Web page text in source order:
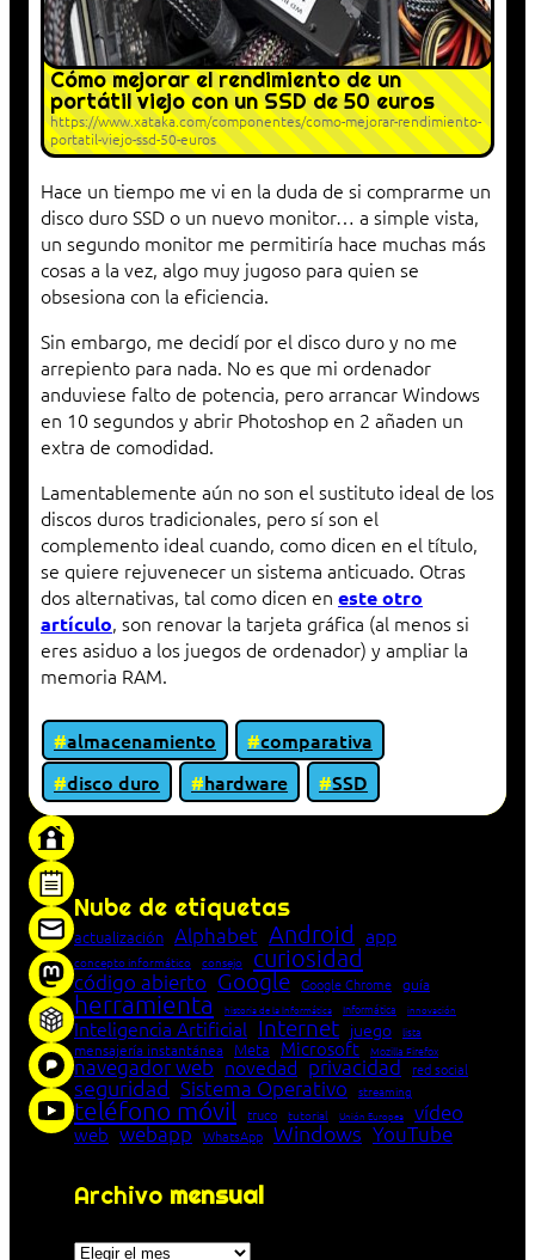
Cómo mejorar el rendimiento de un
portátil viejo con un SSD de 50 euros
https://www.xataka.com/componentes/como-mejorar-rendimiento-
portatil-viejo-ssd-50-euros
Hace un tiempo me vi en la duda de si comprarme un
disco duro SSD o un nuevo monitor… a simple vista,
un segundo monitor me permitiría hace muchas más
cosas a la vez, algo muy jugoso para quien se
obsesiona con la eficiencia.
Sin embargo, me decidí por el disco duro y no me
arrepiento para nada. No es que mi ordenador
anduviese falto de potencia, pero arrancar Windows
en 10 segundos y abrir Photoshop en 2 añaden un
extra de comodidad.
Lamentablemente aún no son el sustituto ideal de los
discos duros tradicionales, pero sí son el
complemento ideal cuando, como dicen en el título,
se quiere rejuvenecer un sistema anticuado. Otras
dos alternativas, tal como dicen en este otro
artículo, son renovar la tarjeta gráfica (al menos si
eres asiduo a los juegos de ordenador) y ampliar la
memoria RAM.
almacenamiento
comparativa
disco duro
hardware
SSD
Nube de etiquetas
actualización Alphabet Android app
concepto informático consejo curiosidad
código abierto Google Google Chrome guía
herramienta historia de la Informática Informática innovación
Inteligencia Artificial Internet juego lista
mensajería instantánea Meta Microsoft Mozilla Firefox
navegador web novedad privacidad red social
seguridad Sistema Operativo streaming
teléfono móvil truco tutorial Unión Europea vídeo
web webapp WhatsApp Windows YouTube
Archivo mensual
Archivos